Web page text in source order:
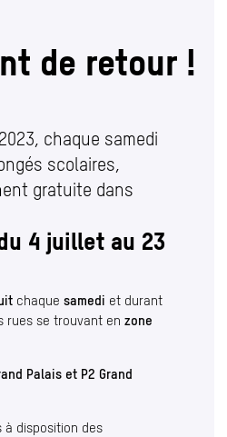
de retour !
places gratuites
chaque samedi
scolaires,
gratuite dans
4 juillet au 23
chaque samedi et durant
rues se trouvant en zone
Palais et P2 Grand
à disposition des